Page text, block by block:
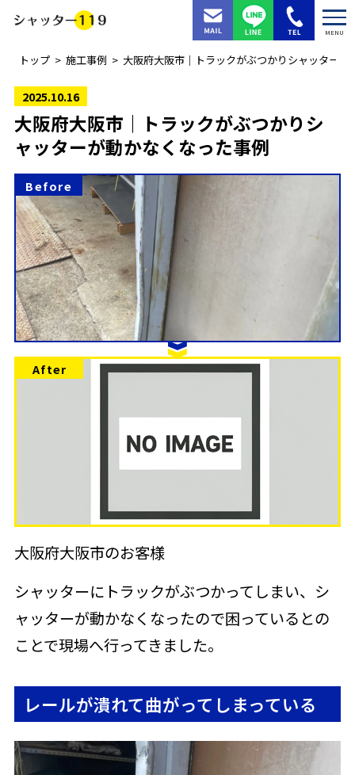
MENU
トップ 施工事例 大阪府大阪市｜トラックがぶつかりシャッターが
2025.10.16
大阪府大阪市｜トラックがぶつかりシ
ャッターが動かなくなった事例
大阪府大阪市のお客様
シャッターにトラックがぶつかってしまい、シ
ャッターが動かなくなったので困っているとの
ことで現場へ行ってきました。
レールが潰れて曲がってしまっている